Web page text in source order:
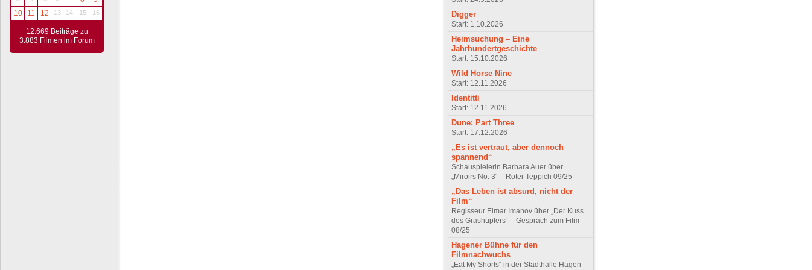
10
11 12 13 14 15 16
12.669 Beiträge zu
3.883 Filmen im Forum
Digger
Start: 1.10.2026
Heimsuchung – Eine
Jahrhundertgeschichte
Start: 15.10.2026
Wild Horse Nine
Start: 12.11.2026
Identitti
Start: 12.11.2026
Dune: Part Three
Start: 17.12.2026
„Es ist vertraut, aber dennoch
spannend“
Schauspielerin Barbara Auer über
„Miroirs No. 3“ – Roter Teppich 09/25
„Das Leben ist absurd, nicht der
Film“
Regisseur Elmar Imanov über „Der Kuss
des Grashüpfers“ – Gespräch zum Film
08/25
Hagener Bühne für den
Filmnachwuchs
„Eat My Shorts“ in der Stadthalle Hagen